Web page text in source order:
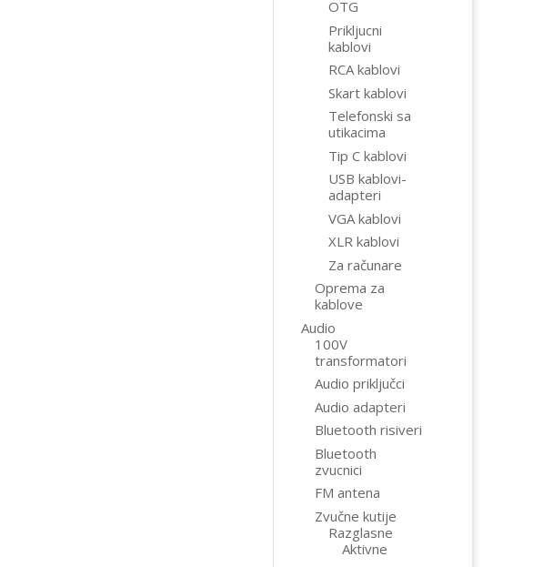
OTG
Prikljucni
kablovi
RCA kablovi
Skart kablovi
Telefonski sa
utikacima
Tip C kablovi
USB kablovi-
adapteri
VGA kablovi
XLR kablovi
Za računare
Oprema za
kablove
Audio
100V
transformatori
Audio priključci
Audio adapteri
Bluetooth risiveri
Bluetooth
zvucnici
FM antena
Zvučne kutije
Razglasne
Aktivne